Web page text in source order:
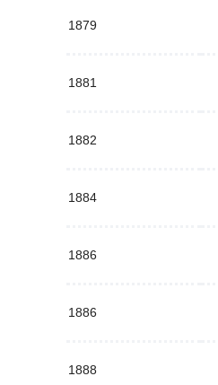
1879
1881
1882
1884
1886
1886
1888